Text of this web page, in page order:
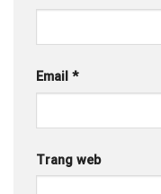
Email *
Trang web